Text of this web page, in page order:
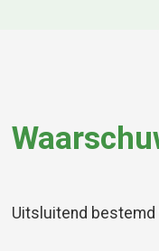
Uitsluitend